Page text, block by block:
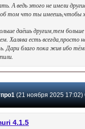
А ведь этого не имели
об том что ты имеешь,чтобы
даёшь другим,тем больше
Халява есть всегда,просто
Дари благо пока жив ибо
(21 ноября 2025 17:02) Сообщение
4.1.5